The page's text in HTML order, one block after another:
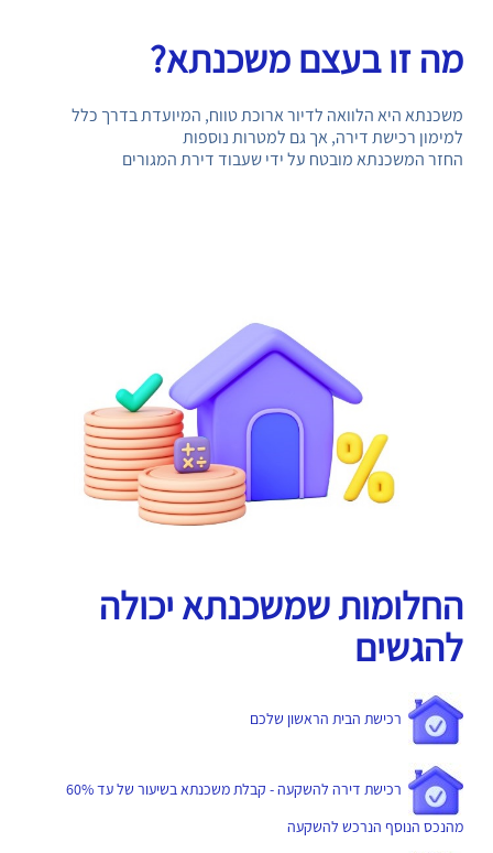
מה זו בעצם משכנתא?
משכנתא היא הלוואה לדיור ארוכת טווח, המיועדת בדרך כלל
למימון רכישת דירה, אך גם למטרות נוספות
החזר המשכנתא מובטח על ידי שעבוד דירת המגורים
החלומות שמשכנתא יכולה
להגשים
רכישת הבית הראשון שלכם
רכישת דירה להשקעה - קבלת משכנתא בשיעור של עד 60%
מהנכס הנוסף הנרכש להשקעה